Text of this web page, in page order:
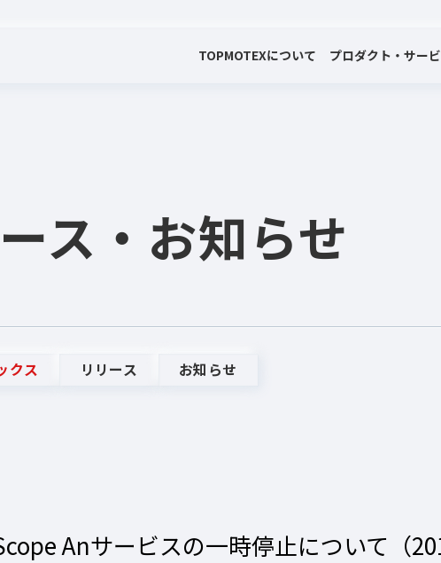
TOPMOTEXについて プロダクト・サー
ス ・お知らせ
クス リリース お知らせ
Anサービスの一時停止について（